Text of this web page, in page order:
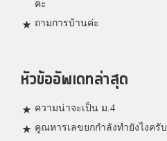
คะ
ถามการบ้านค่ะ
หัวข้ออัพเดทล่าสุด
ความน่าจะเป็น ม.4
คูณหารเลขยกกำลังทำยังไงครับ